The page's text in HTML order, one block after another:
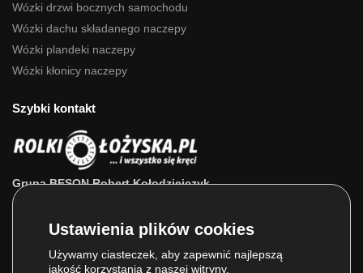
Wózki drzwi bocznych samochodu
Wózki dachu składanego naczepy
Wózki plandeki naczepy
Wózki kłonicy naczepy
Szybki kontakt
Grupa BESON Robert Kołodziejczyk
ul. Powstańców Wlkp. 63a
Używamy ciasteczek, aby zapewnić najlepszą
jakość korzystania z naszej witryny.